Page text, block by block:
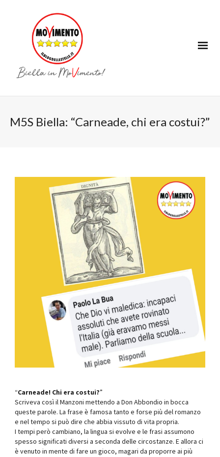
M5S Biella: “Carneade, chi era costui?”
“Carneade! Chi era costui?”
Scriveva così il Manzoni mettendo a Don Abbondio in bocca
queste parole. La frase è famosa tanto e forse più del romanzo
e nel tempo si può dire che abbia vissuto di vita propria.
I tempi però cambiano, la lingua si evolve e le frasi assumono
spesso significati diversi a seconda delle circostanze. E allora ci
è venuto in mente di fare un gioco, magari da proporre ai più